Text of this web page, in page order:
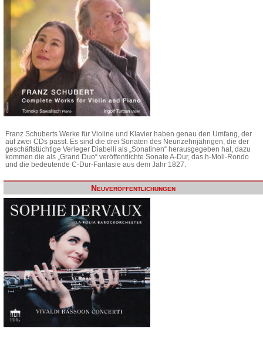
Franz Schuberts Werke für Violine und Klavier haben genau den Umfang, der
auf zwei CDs passt. Es sind die drei Sonaten des Neunzehnjährigen, die der
geschäftstüchtige Verleger Diabelli als „Sonatinen“ herausgegeben hat, dazu
kommen die als „Grand Duo“ veröffentlichte Sonate A-Dur, das h-Moll-Rondo
und die bedeutende C-Dur-Fantasie aus dem Jahr 1827.
Neuveröffentlichungen